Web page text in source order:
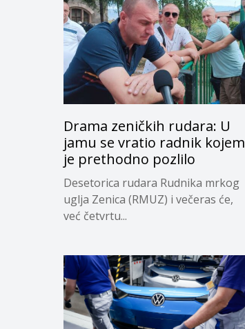
Drama zeničkih rudara: U
jamu se vratio radnik kojem
je prethodno pozlilo
Desetorica rudara Rudnika mrkog
uglja Zenica (RMUZ) i večeras će,
već četvrtu...